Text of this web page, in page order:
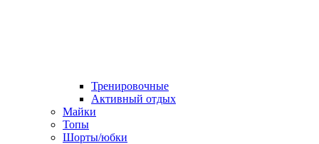
Тренировочные
Активный отдых
Майки
Топы
Шорты/юбки